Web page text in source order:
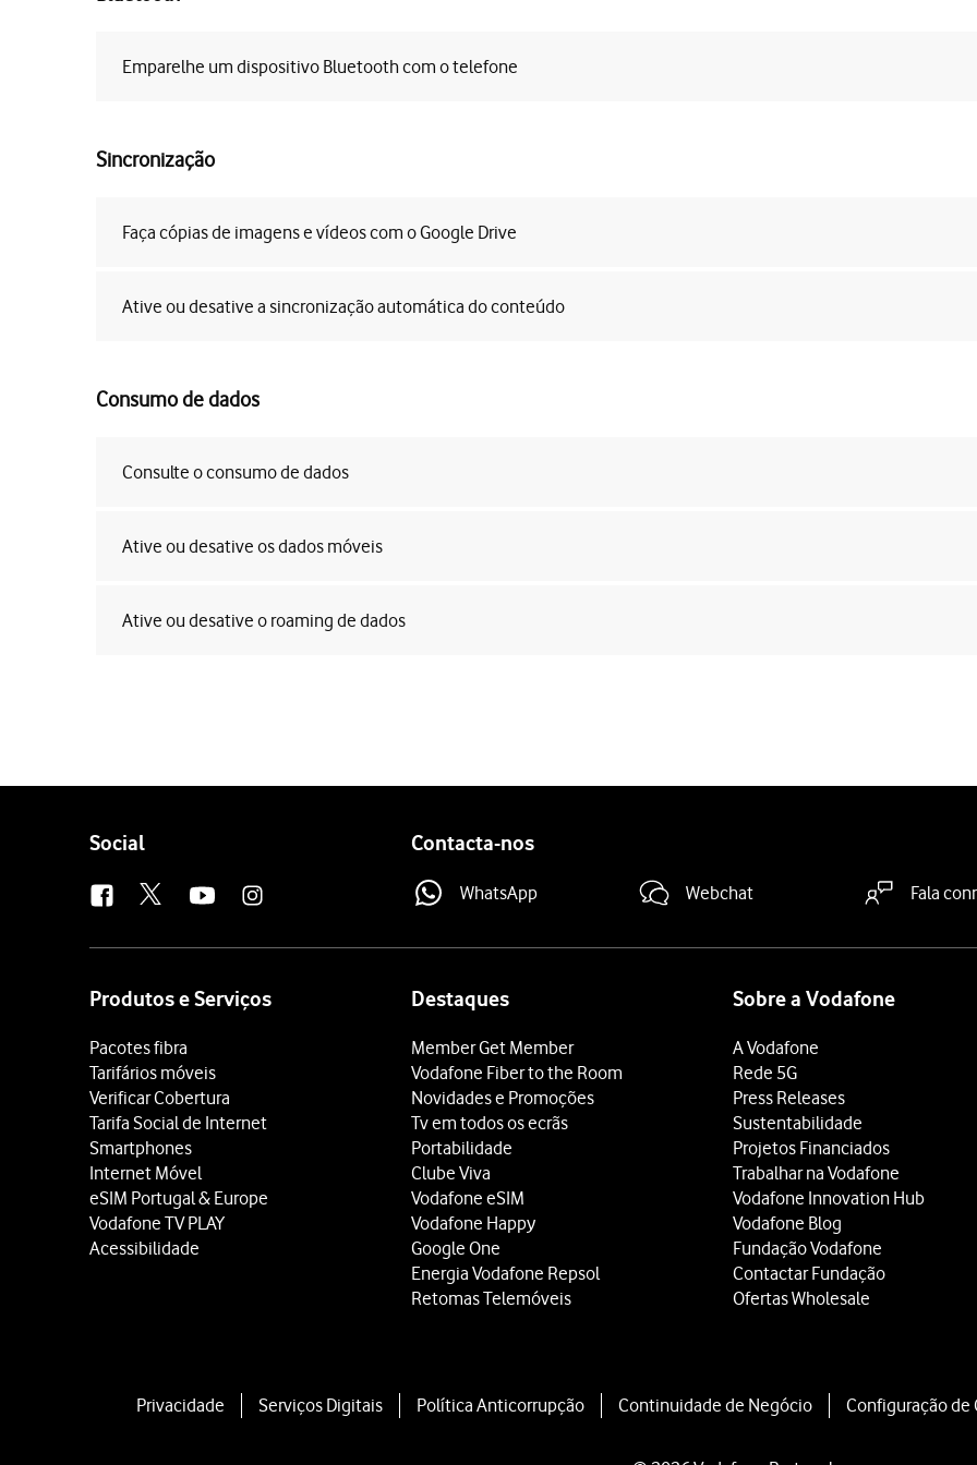
Emparelhe um dispositivo Bluetooth com o telefone
Sincronização
Faça cópias de imagens e vídeos com o Google Drive
Ative ou desative a sincronização automática do conteúdo
Consumo de dados
Consulte o consumo de dados
Ative ou desative os dados móveis
Ative ou desative o roaming de dados
Follow
Social Contacta-nos
WhatsApp Webchat Fala
Produtos e Serviços
Pacotes fibra
Tarifários móveis
Verificar Cobertura
Tarifa Social de Internet
Smartphones
Internet Móvel
eSIM Portugal & Europe
Vodafone TV PLAY
Acessibilidade
Destaques
Member Get Member
Vodafone Fiber to the Room
Novidades e Promoções
Tv em todos os ecrãs
Portabilidade
Clube Viva
Vodafone eSIM
Vodafone Happy
Google One
Energia Vodafone Repsol
Retomas Telemóveis
Sobre a Vodafone
A Vodafone
Rede 5G
Press Releases
Sustentabilidade
Projetos Financiados
Trabalhar na Vodafone
Vodafone Innovation Hub
Vodafone Blog
Fundação Vodafone
Contactar Fundação
Ofertas Wholesale
Privacidade Serviços Digitais Política Anticorrupção Continuidade de Negócio Configuração de